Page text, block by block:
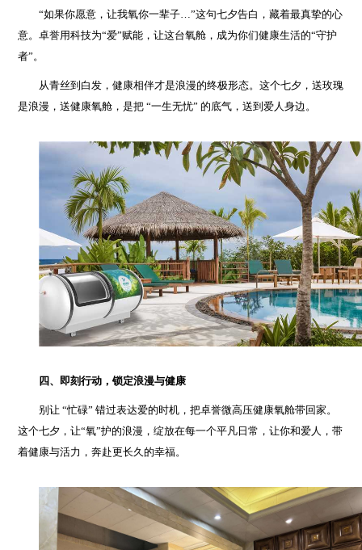
“如果你愿意，让我氧你一辈子…”这句七夕告白，藏着最真挚的心
意。卓誉用科技为“爱”赋能，让这台氧舱，成为你们健康生活的“守护
者”。
从青丝到白发，健康相伴才是浪漫的终极形态。这个七夕，送玫瑰
是浪漫，送健康氧舱，是把 “一生无忧” 的底气，送到爱人身边。
四、即刻行动，锁定浪漫与健康
别让 “忙碌” 错过表达爱的时机，把卓誉微高压健康氧舱带回家。
这个七夕，让“氧”护的浪漫，绽放在每一个平凡日常，让你和爱人，带
着健康与活力，奔赴更长久的幸福。